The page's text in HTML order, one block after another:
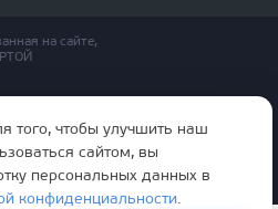
на сайте,
дверей
данных
данных
того, чтобы улучшить наш
сайтом, вы
персональных данных в
конфиденциальности.